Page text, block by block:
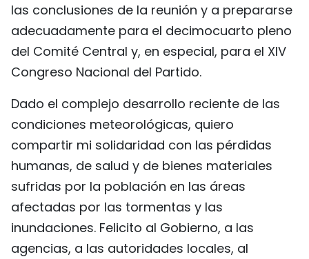
las conclusiones de la reunión y a prepararse
adecuadamente para el decimocuarto pleno
del Comité Central y, en especial, para el XIV
Congreso Nacional del Partido.
Dado el complejo desarrollo reciente de las
condiciones meteorológicas, quiero
compartir mi solidaridad con las pérdidas
humanas, de salud y de bienes materiales
sufridas por la población en las áreas
afectadas por las tormentas y las
inundaciones. Felicito al Gobierno, a las
agencias, a las autoridades locales, al